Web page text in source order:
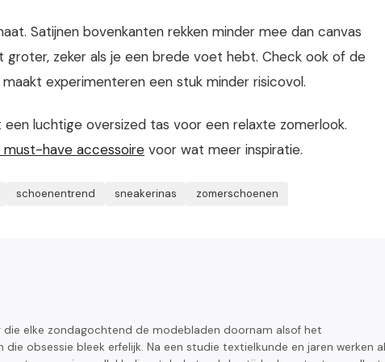
Satijnen bovenkanten rekken minder mee dan canvas
groter, zeker als je een brede voet hebt. Check ook of de
experimenteren een stuk minder risicovol.
luchtige oversized tas voor een relaxte zomerlook.
must-have accessoire voor wat meer inspiratie.
schoenentrend sneakerinas zomerschoenen
elke zondagochtend de modebladen doornam alsof het
obsessie bleek erfelijk. Na een studie textielkunde en jaren werken